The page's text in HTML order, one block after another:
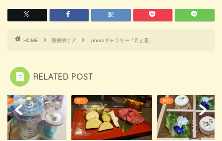
HOME 医療的ケア photoギャラリー「月と星」
RELATED POST
雑記 旅行